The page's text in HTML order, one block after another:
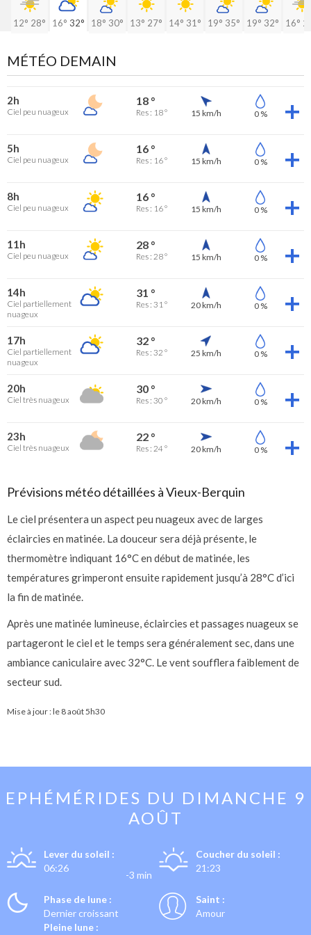
12° 28° 16° 32° 18° 30° 13° 27° 14° 31° 19° 35° 19° 32° 16°
MÉTÉO DEMAIN
2h
Ciel peu nuageux
18 °
Res : 18 ° 15 km/h 0 %
5h
Ciel peu nuageux
16 °
Res : 16 ° 15 km/h 0 %
8h
Ciel peu nuageux
16 °
Res : 16 ° 15 km/h 0 %
11h
Ciel peu nuageux
28 °
Res : 28 ° 15 km/h 0 %
14h
Ciel partiellement
nuageux
31 °
Res : 31 ° 20 km/h 0 %
17h
Ciel partiellement
nuageux
32 °
Res : 32 ° 25 km/h 0 %
20h
Ciel très nuageux
30 °
Res : 30 ° 20 km/h 0 %
23h
Ciel très nuageux
22 °
Res : 24 ° 20 km/h 0 %
Prévisions météo détaillées à Vieux-Berquin
Le ciel présentera un aspect peu nuageux avec de larges
éclaircies en matinée. La douceur sera déjà présente, le
thermomètre indiquant 16°C en début de matinée, les
températures grimperont ensuite rapidement jusqu’à 28°C d’ici
la fin de matinée.
Après une matinée lumineuse, éclaircies et passages nuageux se
partageront le ciel et le temps sera généralement sec, dans une
ambiance caniculaire avec 32°C. Le vent soufflera faiblement de
secteur sud.
Mise à jour : le 8 août 5h30
EPHÉMÉRIDES DU DIMANCHE 9
AOÛT
Lever du soleil :
06:26
-3 min
Coucher du soleil :
21:23
Phase de lune :
Dernier croissant
Pleine lune :
Saint :
Amour